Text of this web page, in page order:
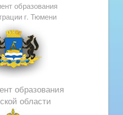
образования
г. Тюмени
образования
области